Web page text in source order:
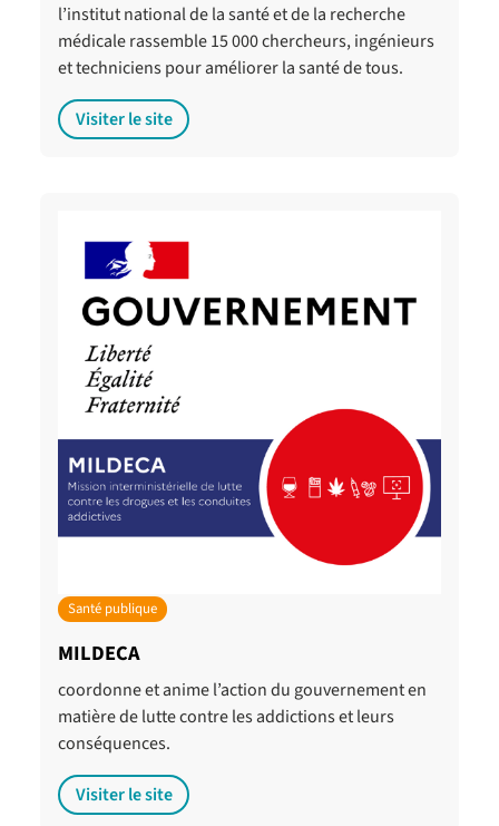
l’institut national de la santé et de la recherche
médicale rassemble 15 000 chercheurs, ingénieurs
et techniciens pour améliorer la santé de tous.
Visiter le site
Santé publique
MILDECA
coordonne et anime l’action du gouvernement en
matière de lutte contre les addictions et leurs
conséquences.
Visiter le site